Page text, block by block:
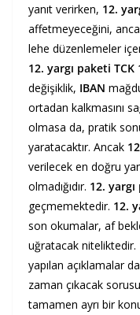
yanıt verirken, 12.
affetmeyeceğini,
lehe düzenlemeler
12. yargı paketi
değişiklik, IBAN
ortadan kalkmasını
olmasa da, pratik
yaratacaktır. Ancak
verilecek en doğru
olmadığıdır. 12.
geçmemektedir. 12.
son okumalar, af
uğratacak niteliktedir.
yapılan açıklamalar
zaman çıkacak
tamamen ayrı bir